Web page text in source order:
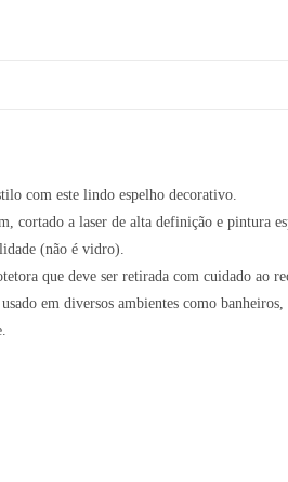
com este lindo espelho decorativo.
cortado a laser de alta definição e pintura
(não é vidro).
que deve ser retirada com cuidado ao
em diversos ambientes como